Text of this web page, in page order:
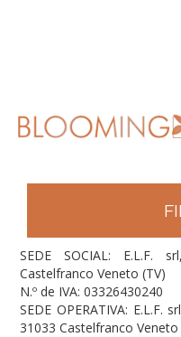
SEDE SOCIAL: E.L.F.
Castelfranco Veneto (TV)
N.º de IVA: 03326430240
SEDE OPERATIVA: E.L.F.
31033 Castelfranco Veneto